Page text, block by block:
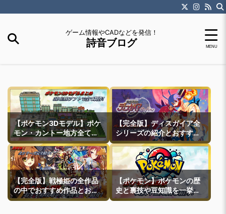
ゲーム情報やCADなどを発信！
詩音ブログ
【ポケモン3Dモデル】ポケ
モン・カントー地方全ての
町モデルなどを紹介
【完全版】ディスガイア全
シリーズの紹介とおすすめ
作品紹介
【完全版】戦極姫の全作品
の中でおすすめ作品とおす
すめ攻略ルートを一挙紹介
【ポケモン】ポケモンの歴
史と裏技や豆知識を一挙紹
介